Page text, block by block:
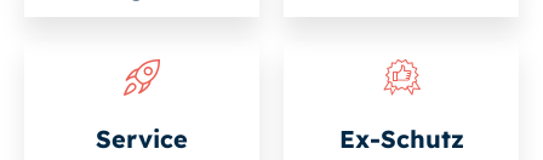
Service Ex-Schutz